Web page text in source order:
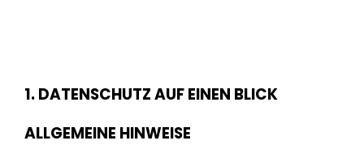
1. DATENSCHUTZ AUF EINEN BLICK
ALLGEMEINE HINWEISE